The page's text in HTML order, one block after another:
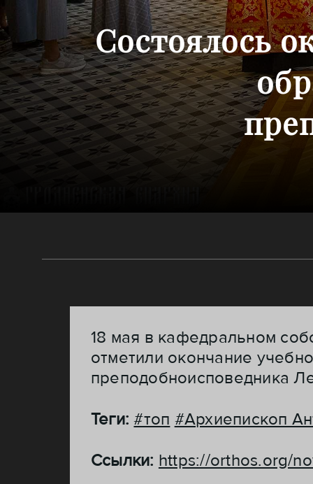
Состоялось
18 мая в кафедральном
отметили окончание
преподобноисповедника
Теги:#топ #Архиепископ
Ссылки: https://orthos.org/